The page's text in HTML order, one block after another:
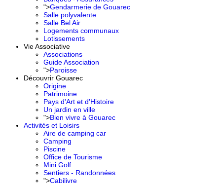
">Gendarmerie de Gouarec
Salle polyvalente
Salle Bel Air
Logements communaux
Lotissements
Vie Associative
Associations
Guide Association
">Paroisse
Découvrir Gouarec
Origine
Patrimoine
Pays d'Art et d'Histoire
Un jardin en ville
">Bien vivre à Gouarec
Activités et Loisirs
Aire de camping car
Camping
Piscine
Office de Tourisme
Mini Golf
Sentiers - Randonnées
">Cabilivre